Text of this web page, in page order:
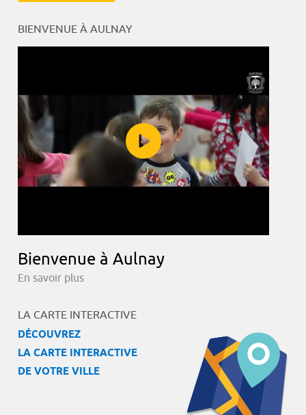
BIENVENUE À AULNAY
Bienvenue à Aulnay
En savoir plus
LA CARTE INTERACTIVE
DÉCOUVREZ
LA CARTE INTERACTIVE
DE VOTRE VILLE